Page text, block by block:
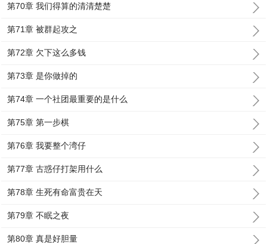
第70章 我们得算的清清楚楚
第71章 被群起攻之
第72章 欠下这么多钱
第73章 是你做掉的
第74章 一个社团最重要的是什么
第75章 第一步棋
第76章 我要整个湾仔
第77章 古惑仔打架用什么
第78章 生死有命富贵在天
第79章 不眠之夜
第80章 真是好胆量